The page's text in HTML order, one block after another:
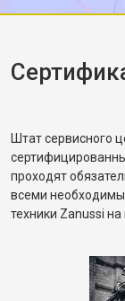
Штат сервисного
проходят
всеми
техники Zanussi